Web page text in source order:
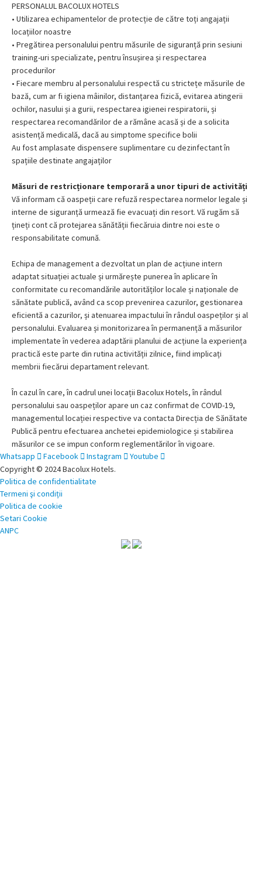
PERSONALUL BACOLUX HOTELS
• Utilizarea echipamentelor de protecție de către toți angajații
locațiilor noastre
• Pregătirea personalului pentru măsurile de siguranță prin sesiuni
training-uri specializate, pentru însușirea și respectarea
procedurilor
• Fiecare membru al personalului respectă cu strictețe măsurile de
bază, cum ar fi igiena mâinilor, distanțarea fizică, evitarea atingerii
ochilor, nasului și a gurii, respectarea igienei respiratorii, și
respectarea recomandărilor de a rămâne acasă și de a solicita
asistență medicală, dacă au simptome specifice bolii
Au fost amplasate dispensere suplimentare cu dezinfectant în
spațiile destinate angajaților
Măsuri de restricționare temporară a unor tipuri de activități
Vă informam că oaspeții care refuză respectarea normelor legale și
interne de siguranță urmează fie evacuați din resort. Vă rugăm să
țineți cont că protejarea sănătății fiecăruia dintre noi este o
responsabilitate comună.
Echipa de management a dezvoltat un plan de acțiune intern
adaptat situației actuale și urmărește punerea în aplicare în
conformitate cu recomandările autorităților locale și naționale de
sănătate publică, având ca scop prevenirea cazurilor, gestionarea
eficientă a cazurilor, și atenuarea impactului în rândul oaspeților și al
personalului. Evaluarea și monitorizarea în permanență a măsurilor
implementate în vederea adaptării planului de acțiune la experiența
practică este parte din rutina activității zilnice, fiind implicați
membrii fiecărui departament relevant.
În cazul în care, în cadrul unei locații Bacolux Hotels, în rândul
personalului sau oaspeților apare un caz confirmat de COVID-19,
managementul locației respective va contacta Direcția de Sănătate
Publică pentru efectuarea anchetei epidemiologice și stabilirea
măsurilor ce se impun conform reglementărilor în vigoare.
Whatsapp
Facebook Instagram
Youtube
Copyright © 2024 Bacolux Hotels.
Politica de confidentialitate
Termeni şi condiții
Politica de cookie
Setari Cookie
ANPC